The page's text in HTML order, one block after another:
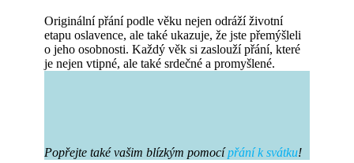
Originální přání podle věku nejen odráží životní
etapu oslavence, ale také ukazuje, že jste přemýšleli
o jeho osobnosti. Každý věk si zaslouží přání, které
je nejen vtipné, ale také srdečné a promyšlené.
Popřejte také vašim blízkým pomocípřání k svátku!